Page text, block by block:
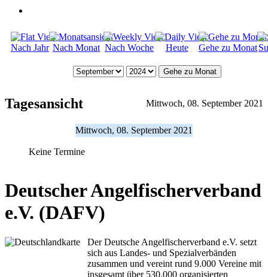
Nach Jahr Nach Monat Nach Woche Heute Gehe zu Monat
Gehe zu Monat
Tagesansicht Mittwoch, 08. September 2021
Mittwoch, 08. September 2021
Keine Termine
Deutscher Angelfischerverband
e.V. (DAFV)
Der Deutsche Angelfischerverband e.V. setzt
sich aus Landes- und Spezialverbänden
zusammen und vereint rund 9.000 Vereine mit
insgesamt über 530.000 organisierten